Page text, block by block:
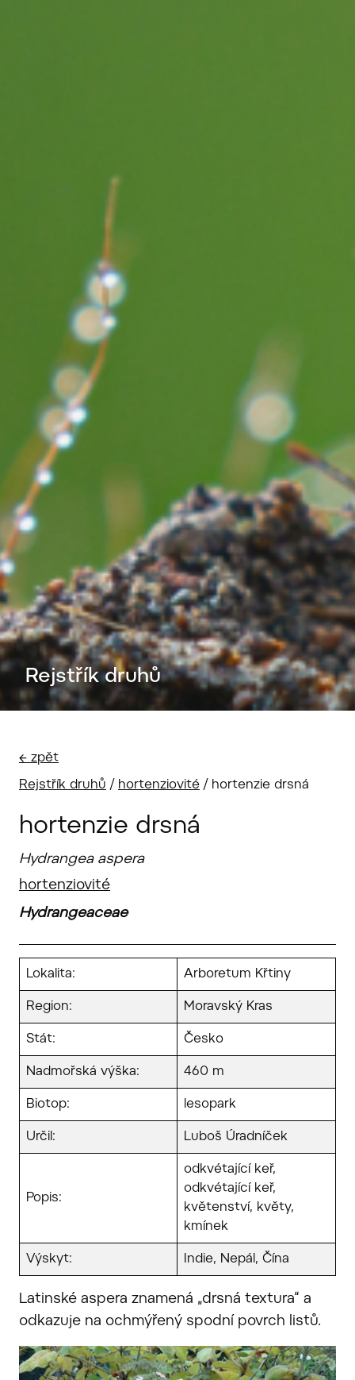
Rejstřík druhů
← zpět
Rejstřík druhů / hortenziovité / hortenzie drsná
hortenzie drsná
Hydrangea aspera
hortenziovité
Hydrangeaceae
Lokalita: Arboretum Křtiny
Region: Moravský Kras
Stát: Česko
Nadmořská výška: 460 m
Biotop: lesopark
Určil: Luboš Úradníček
Popis:
odkvétající keř,
odkvétající keř,
květenství, květy,
kmínek
Výskyt: Indie, Nepál, Čína
Latinské aspera znamená „drsná textura“ a
odkazuje na ochmýřený spodní povrch listů.